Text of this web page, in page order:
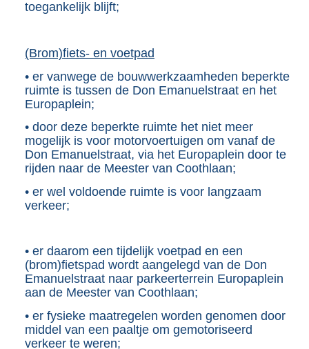
toegankelijk blijft;
(Brom)fiets- en voetpad
• er vanwege de bouwwerkzaamheden beperkte
ruimte is tussen de Don Emanuelstraat en het
Europaplein;
• door deze beperkte ruimte het niet meer
mogelijk is voor motorvoertuigen om vanaf de
Don Emanuelstraat, via het Europaplein door te
rijden naar de Meester van Coothlaan;
• er wel voldoende ruimte is voor langzaam
verkeer;
• er daarom een tijdelijk voetpad en een
(brom)fietspad wordt aangelegd van de Don
Emanuelstraat naar parkeerterrein Europaplein
aan de Meester van Coothlaan;
• er fysieke maatregelen worden genomen door
middel van een paaltje om gemotoriseerd
verkeer te weren;